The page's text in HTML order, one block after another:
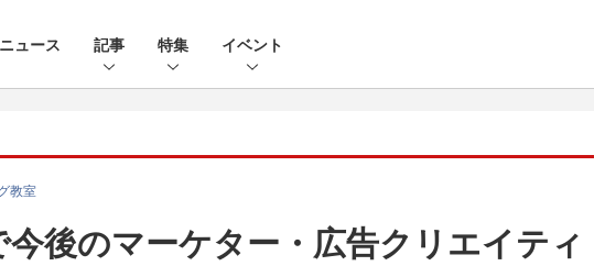
ニュース 記事 特集 イベント
教室
後のマーケター・広告クリエイティ